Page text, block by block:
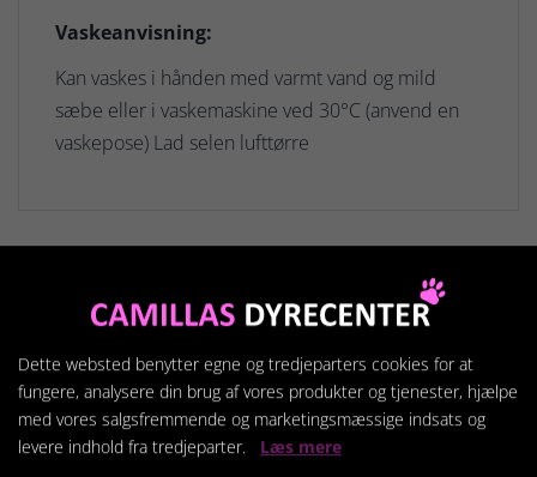
Vaskeanvisning:
Kan vaskes i hånden med varmt vand og mild
sæbe eller i vaskemaskine ved 30°C (anvend en
vaskepose) Lad selen lufttørre
Dette websted benytter egne og tredjeparters cookies for at
fungere, analysere din brug af vores produkter og tjenester, hjælpe
med vores salgsfremmende og marketingsmæssige indsats og
levere indhold fra tredjeparter. Læs mere